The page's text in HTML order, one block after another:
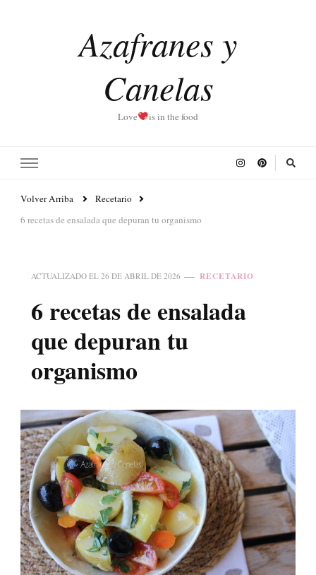
Azafranes y
Canelas
Love is in the food
Volver Arriba
Recetario
6 recetas de ensalada que depuran tu organismo
ACTUALIZADO EL 26 DE ABRIL DE 2026 RECETARIO
6 recetas de ensalada
que depuran tu
organismo